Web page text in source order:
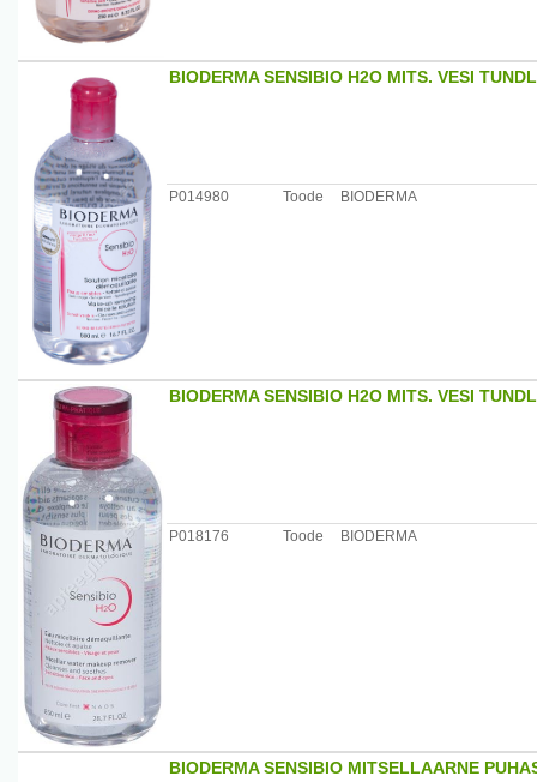
Päritolumaa: Prantsusmaa
BIODERMA SENSIBIO H2O MITS. VESI
P014980 Toode BIODERMA
BIODERMA SENSIBIO H2O MITS. VESI
P018176 Toode BIODERMA
BIODERMA SENSIBIO MITSELLAARNE